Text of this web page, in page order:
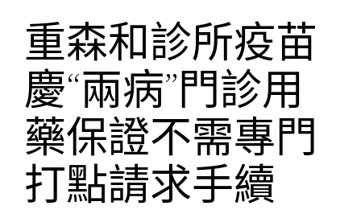
重森和診所疫苗
慶“兩病”門診用
藥保證不需專門
打點請求手續